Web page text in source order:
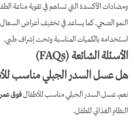
ومضادات الأكسدة التي تساهم في تقوية مناعة
النمو الصحي. كما يساعد في تخفيف أعراض السعال
استخدامه بالكميات المناسبة وتحت إشراف طبي.
الأسئلة الشائعة (FAQs)
هل عسل السدر الجبلي مناسب
نعم، عسل السدر الجبلي مناسب للأطفالفوق
النظام الغذائي للطفل.